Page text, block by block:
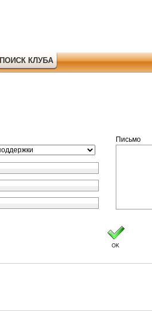
ПОИСК КЛУБА
Письмо
OK